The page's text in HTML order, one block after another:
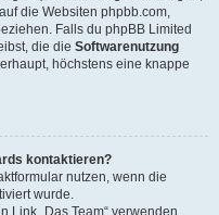
auf die Websiten phpbb.com,
Falls du phpBB Limited
die die Softwarenutzung
höchstens eine knappe
kontaktieren?
nutzen, wenn die
wurde.
„Das Team“ verwenden.